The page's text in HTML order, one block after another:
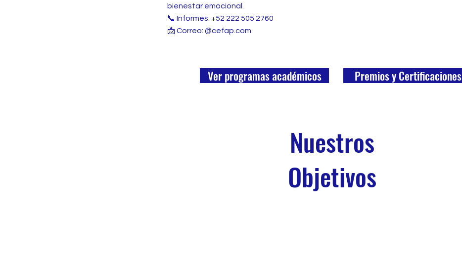
bienestar emocional.
📞 Informes: +52 222 505 2760
📩 Correo: @cefap.com
Ver programas académicos Premios y Certificaciones
Nuestros
Objetivos